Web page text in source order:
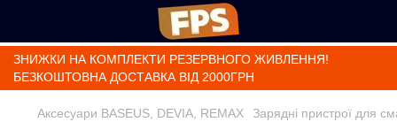
ЗНИЖКИ НА КОМПЛЕКТИ РЕЗЕРВНОГО ЖИВЛЕННЯ!
БЕЗКОШТОВНА ДОСТАВКА ВІД 2000ГРН
Аксесуари BASEUS, DEVIA, REMAX Зарядні пристрої для